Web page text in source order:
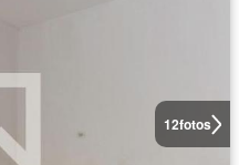
12fotos